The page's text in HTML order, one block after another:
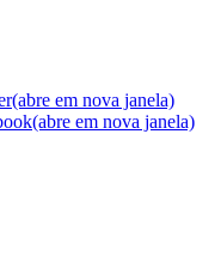
em nova janela)
em nova janela)